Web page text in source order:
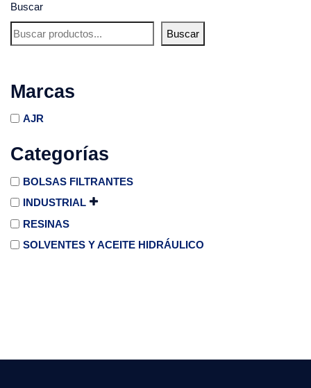
Buscar
Buscar
Marcas
AJR
Categorías
BOLSAS FILTRANTES
INDUSTRIAL
RESINAS
SOLVENTES Y ACEITE HIDRÁULICO